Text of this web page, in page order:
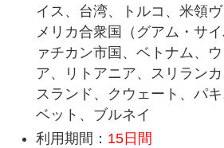
イス、台湾、トルコ、米領
メリカ合衆国（グアム・サ
ァチカン市国、ベトナム、
ア、リトアニア、スリラン
スランド、クウェート、パ
ベット、ブルネイ
利用期間： 15日間